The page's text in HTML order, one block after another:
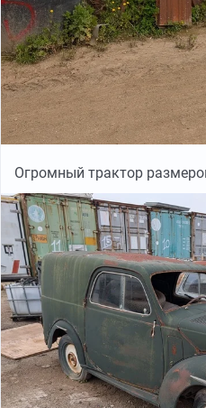
Огромный трактор